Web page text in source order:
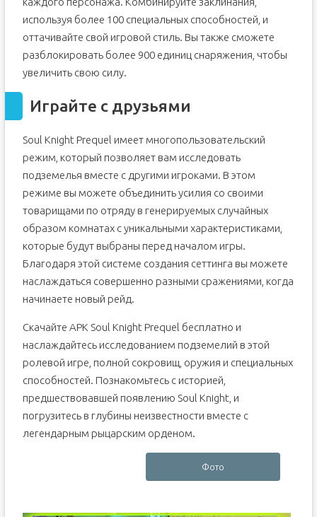
используя более 100 специальных способностей, и
оттачивайте свой игровой стиль. Вы также сможете
разблокировать более 900 единиц снаряжения, чтобы
увеличить свою силу.
Играйте с друзьями
Soul Knight Prequel имеет многопользовательский
режим, который позволяет вам исследовать
подземелья вместе с другими игроками. В этом
режиме вы можете объединить усилия со своими
товарищами по отряду в генерируемых случайных
образом комнатах с уникальными характеристиками,
которые будут выбраны перед началом игры.
Благодаря этой системе создания сеттинга вы можете
наслаждаться совершенно разными сражениями, когда
начинаете новый рейд.
Скачайте APK Soul Knight Prequel бесплатно и
наслаждайтесь исследованием подземелий в этой
ролевой игре, полной сокровищ, оружия и специальных
способностей. Познакомьтесь с историей,
предшествовавшей появлению Soul Knight, и
погрузитесь в глубины неизвестности вместе с
легендарным рыцарским орденом.
Фото